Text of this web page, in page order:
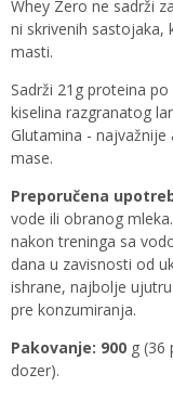
Whey Zero ne sadrži
ni skrivenih sastojaka,
masti.
Sadrži 21g proteina
kiselina razgranatog
Glutamina -
mase.
Preporučena
vode ili obranog
nakon treninga sa
dana u zavisnosti od
ishrane, najbolje
pre konzumiranja.
Pakovanje: 900 g (36
dozer).